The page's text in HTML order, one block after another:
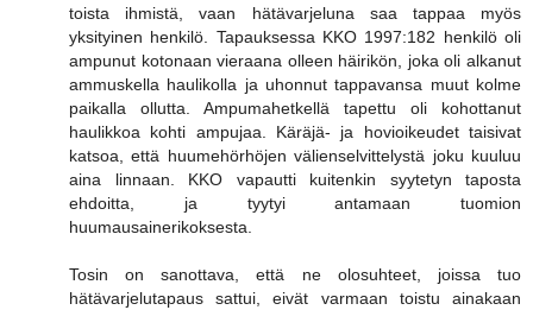
toista ihmistä, vaan hätävarjeluna saa tappaa myös
yksityinen henkilö. Tapauksessa KKO 1997:182 henkilö oli
ampunut kotonaan vieraana olleen häirikön, joka oli alkanut
ammuskella haulikolla ja uhonnut tappavansa muut kolme
paikalla ollutta. Ampumahetkellä tapettu oli kohottanut
haulikkoa kohti ampujaa. Käräjä- ja hovioikeudet taisivat
katsoa, että huumehörhöjen välienselvittelystä joku kuuluu
aina linnaan. KKO vapautti kuitenkin syytetyn taposta
ehdoitta, ja tyytyi antamaan tuomion
huumausainerikoksesta.
Tosin on sanottava, että ne olosuhteet, joissa tuo
hätävarjelutapaus sattui, eivät varmaan toistu ainakaan